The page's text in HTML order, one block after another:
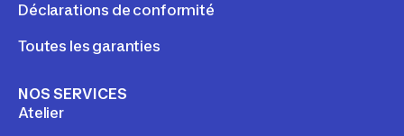
Déclarations de conformité
Toutes les garanties
NOS SERVICES
Atelier